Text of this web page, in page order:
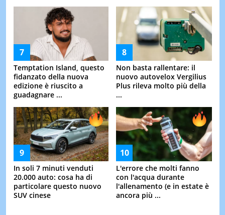
Temptation Island, questo
fidanzato della nuova
edizione è riuscito a
guadagnare ...
Non basta rallentare: il
nuovo autovelox Vergilius
Plus rileva molto più della
...
In soli 7 minuti venduti
20.000 auto: cosa ha di
particolare questo nuovo
SUV cinese
L'errore che molti fanno
con l'acqua durante
l'allenamento (e in estate è
ancora più ...